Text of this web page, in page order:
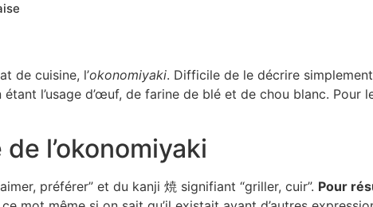
de cuisine, l’okonomiyaki. Difficile de le décrire
l’usage d’œuf, de farine de blé et de chou blanc. Pour
l’okonomiyaki
préférer” et du kanji 焼 signifiant “griller, cuir”. Pour